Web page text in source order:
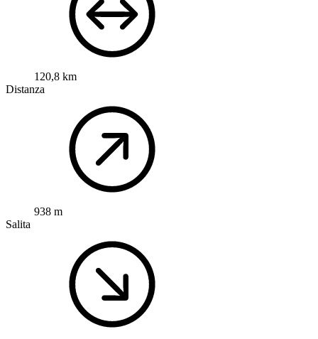
120,8 km
Distanza
938 m
Salita